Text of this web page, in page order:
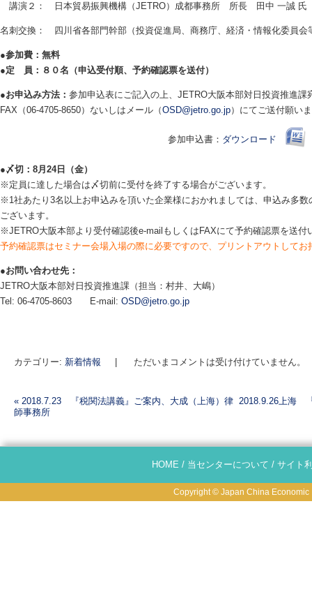
講演２： 日本貿易振興機構（JETRO）成都事務所 所長 田中 一誠 氏
名刺交換： 四川省各部門幹部（投資促進局、商務庁、経済・情報化委員会
●参加費：無料
●定 員：８０名（申込受付順、予約確認票を送付）
●お申込み方法： 参加申込表にご記入の上、JETRO大阪本部対日投資推進課
FAX（06-4705-8650）ないしはメール（OSD@jetro.go.jp）にてご送付願い
参加申込書： ダウンロード
●〆切：8月24日（金）
※定員に達した場合は〆切前に受付を終了する場合がございます。
※1社あたり3名以上お申込みを頂いた企業様におかれましては、申込み多
ございます。
※JETRO大阪本部より受付確認後e-mailもしくはFAXにて予約確認票を送付
予約確認票はセミナー会場入場の際に必要ですので、プリントアウトしてお
●お問い合わせ先：
JETRO大阪本部対日投資推進課（担当：村井、大嶋）
Tel: 06-4705-8603 E-mail: OSD@jetro.go.jp
カテゴリー: 新着情報 | ただいまコメントは受け付けていません。
投稿ナビゲーション
« 2018.7.23 『税関法講義』ご案内、大成（上海）律
師事務所
2018.9.26上海
HOME / 当センターについて / サイト
Copyright © Japan China